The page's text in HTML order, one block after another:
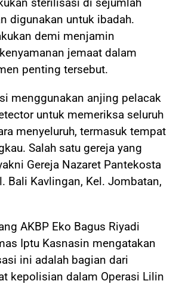
digunakan untuk ibadah.
demi menjamin
jemaat dalam
penting tersebut.
menggunakan anjing pelacak
untuk memeriksa seluruh
menyeluruh, termasuk tempat
Salah satu gereja yang
Gereja Nazaret Pantekosta
Bali Kavlingan, Kel. Jombatan,
AKBP Eko Bagus Riyadi
Iptu Kasnasin mengatakan
ini adalah bagian dari
kepolisian dalam Operasi Lilin